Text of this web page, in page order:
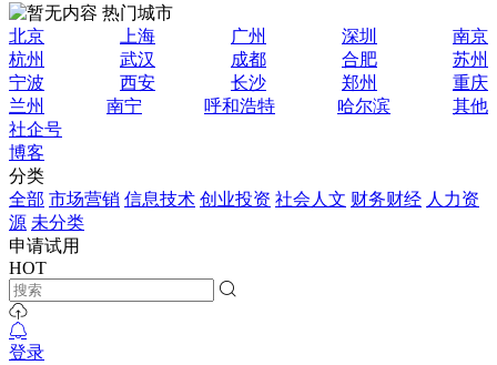
热门城市
北京
上海 广州 深圳
南京
杭州
武汉 成都 合肥
苏州
宁波
西安 长沙 郑州
重庆
兰州
南宁 呼和浩特 哈尔滨
其他
社企号
博客
分类
全部 市场营销 信息技术 创业投资 社会人文 财务财经 人力资
源 未分类
申请试用
HOT
登录